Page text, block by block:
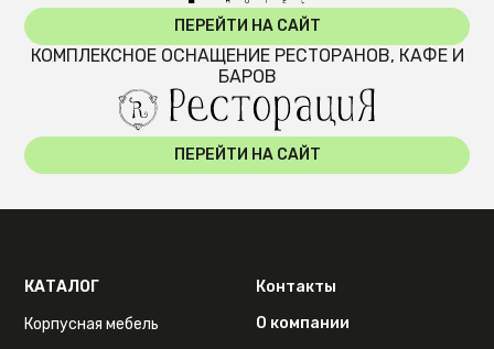
ПЕРЕЙТИ НА САЙТ
КОМПЛЕКСНОЕ ОСНАЩЕНИЕ РЕСТОРАНОВ, КАФЕ И
БАРОВ
ПЕРЕЙТИ НА САЙТ
КАТАЛОГ
Корпусная мебель
Контакты
О компании